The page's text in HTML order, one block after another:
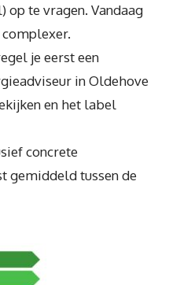
op te vragen. Vandaag
je eerst een
in Oldehove
en het label
concrete
gemiddeld tussen de